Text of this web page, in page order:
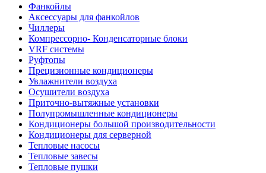
Фанкойлы
Аксессуары для фанкойлов
Чиллеры
Компрессорно- Конденсаторные блоки
VRF системы
Руфтопы
Прецизионные кондиционеры
Увлажнители воздуха
Осушители воздуха
Приточно-вытяжные установки
Полупромышленные кондиционеры
Кондиционеры большой производительности
Кондиционеры для серверной
Тепловые насосы
Тепловые завесы
Тепловые пушки